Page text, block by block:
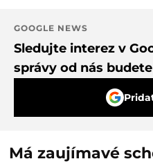
GOOGLE NEWS
Sledujte interez v
správy od nás
Má zaujímavé